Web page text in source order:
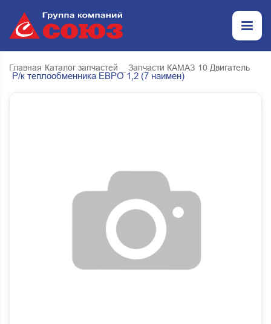
Главная Каталог запчастей _ Запчасти КАМАЗ 10 Двигатель
Р/к теплообменника ЕВРО 1,2 (7 наимен)